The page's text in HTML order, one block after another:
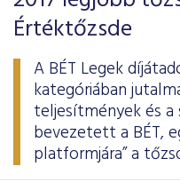
Értéktőzsde
A BÉT Legek
kategóriában
teljesítmények és a
bevezetett a BÉT,
platformjára” a